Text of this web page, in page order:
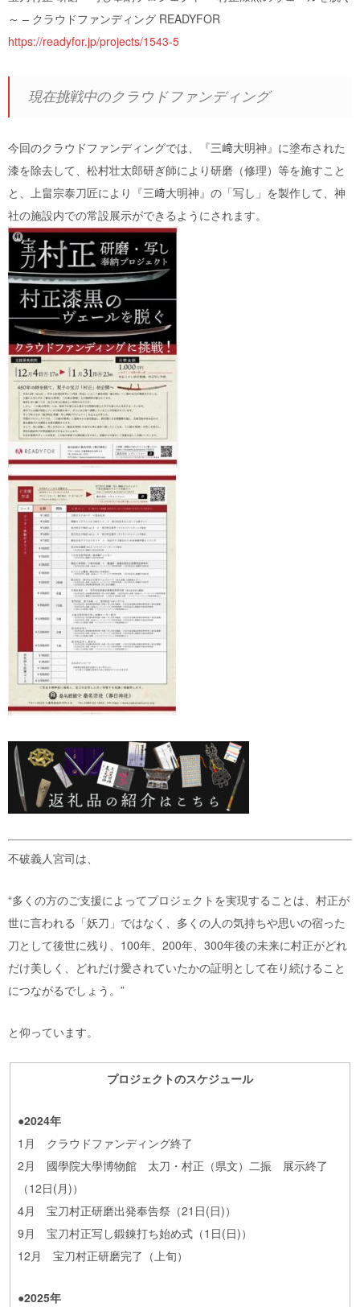
～ – クラウドファンディング READYFOR
https://readyfor.jp/projects/1543-5
現在挑戦中のクラウドファンディング
今回のクラウドファンディングでは、『三﨑大明神』に塗布された
漆を除去して、松村壮太郎研ぎ師により研磨（修理）等を施すこと
と、上畠宗泰刀匠により『三﨑大明神』の「写し」を製作して、神
社の施設内での常設展示ができるようにされます。
不破義人宮司は、
“多くの方のご支援によってプロジェクトを実現することは、村正が
世に言われる「妖刀」ではなく、多くの人の気持ちや思いの宿った
刀として後世に残り、100年、200年、300年後の未来に村正がどれ
だけ美しく、どれだけ愛されていたかの証明として在り続けること
につながるでしょう。”
と仰っています。
プロジェクトのスケジュール
●2024年
1月 クラウドファンディング終了
2月 國學院大學博物館 太刀・村正（県文）二振 展示終了
（12日(月)）
4月 宝刀村正研磨出発奉告祭（21日(日)）
9月 宝刀村正写し鍛錬打ち始め式（1日(日)）
12月 宝刀村正研磨完了（上旬）
●2025年